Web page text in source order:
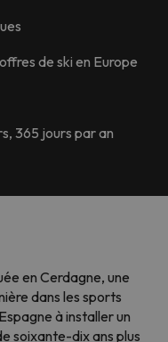
de ski en Europe
365 jours par an
en Cerdagne, une
dans les sports
à installer un
soixante-dix ans plus